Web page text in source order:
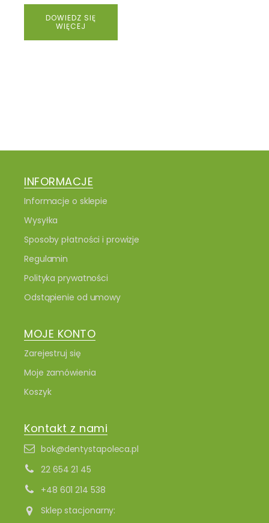
DOWIEDZ SIĘ
WIĘCEJ
INFORMACJE
Informacje o sklepie
Wysyłka
Sposoby płatności i prowizje
Regulamin
Polityka prywatności
Odstąpienie od umowy
MOJE KONTO
Zarejestruj się
Moje zamówienia
Koszyk
Kontakt z nami
bok@dentystapoleca.pl
22 654 21 45
+48 601 214 538
Sklep stacjonarny: